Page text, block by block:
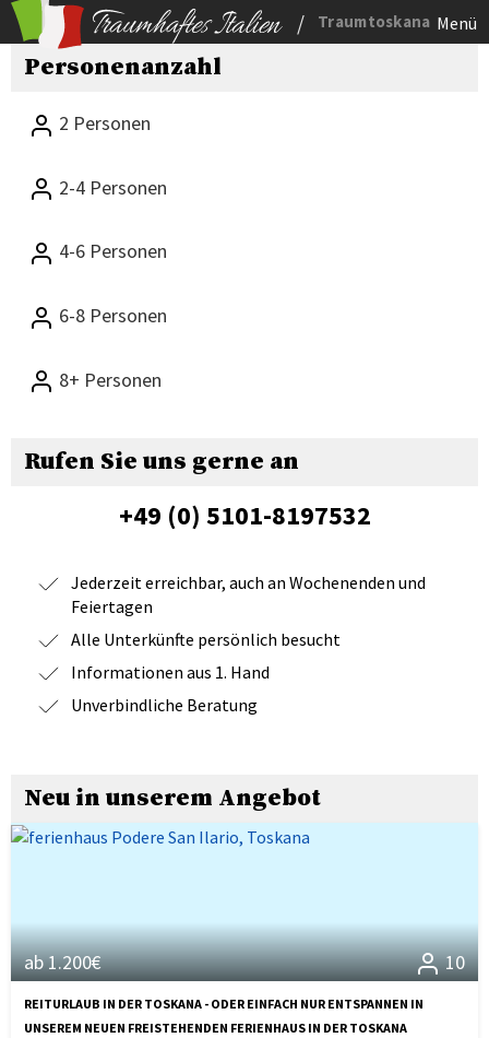
/ Traumtoskana Menü
Personenanzahl
2 Personen
2-4 Personen
4-6 Personen
6-8 Personen
8+ Personen
Rufen Sie uns gerne an
+49 (0) 5101-8197532
Jederzeit erreichbar, auch an Wochenenden und
Feiertagen
Alle Unterkünfte persönlich besucht
Informationen aus 1. Hand
Unverbindliche Beratung
Neu in unserem Angebot
ab 1.200€ 10
REITURLAUB IN DER TOSKANA - ODER EINFACH NUR ENTSPANNEN IN
UNSEREM NEUEN FREISTEHENDEN FERIENHAUS IN DER TOSKANA